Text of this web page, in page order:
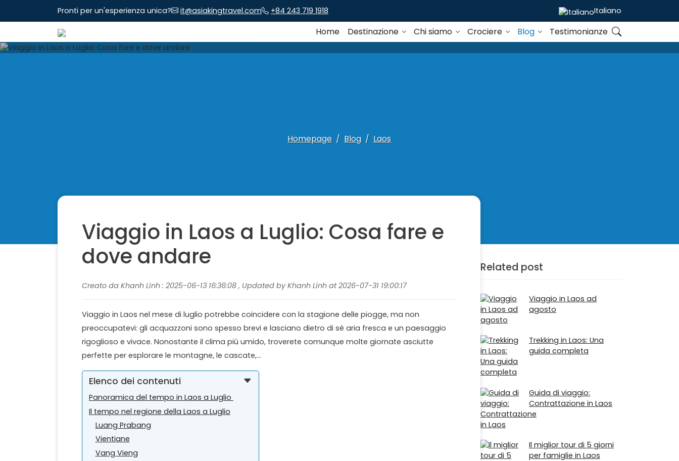
Pronti per un'esperienza unica? it@asiakingtravel.com +84 243 719 1918 Italiano
Home Destinazione Chi siamo Crociere Blog Testimonianze
Homepage Blog Laos
Viaggio in Laos a Luglio: Cosa fare e
dove andare
Creato da Khanh Linh : 2025-06-13 16:36:08 , Updated by Khanh Linh at 2026-07-31 19:00:17
Viaggio in Laos nel mese di luglio potrebbe coincidere con la stagione delle piogge, ma non
preoccupatevi: gli acquazzoni sono spesso brevi e lasciano dietro di sé aria fresca e un paesaggio
rigoglioso e vivace. Nonostante il clima più umido, troverete comunque molte giornate asciutte
perfette per esplorare le montagne, le cascate,...
Elenco dei contenuti
Panoramica del tempo in Laos a Luglio
Il tempo nel regione della Laos a Luglio
Luang Prabang
Vientiane
Vang Vieng
Related post
Viaggio in Laos ad
agosto
Trekking in Laos: Una
guida completa
Guida di viaggio:
Contrattazione in Laos
Il miglior tour di 5 giorni
per famiglie in Laos